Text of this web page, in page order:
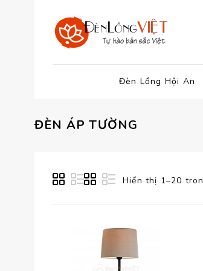
Đèn Lồng Hội An
ĐÈN ÁP TƯỜNG
Hiển thị 1–20